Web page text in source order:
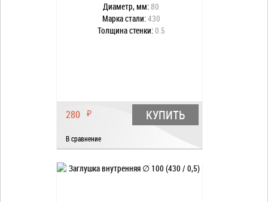
Диаметр, мм:80
Марка стали:430
Толщина стенки:0.5
280 ₽ КУПИТЬ
В сравнение